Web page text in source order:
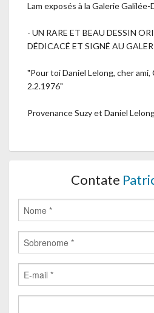
Lam exposés à la Galerie
- UN RARE ET BEAU DESSIN
DÉDICACÉ ET SIGNÉ AU
"Pour toi Daniel Lelong, cher ami,
2.2.1976"
Provenance Suzy et Daniel
Contate